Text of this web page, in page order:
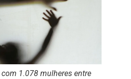
1.078 mulheres entre